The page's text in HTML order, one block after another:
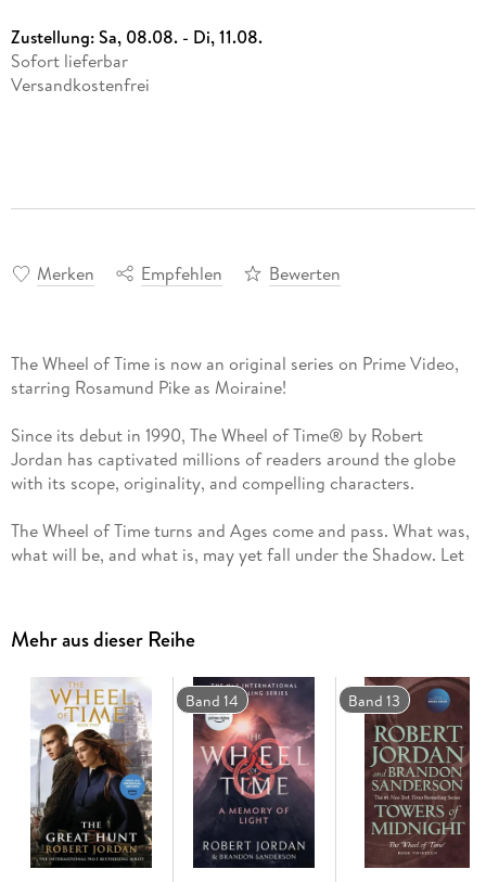
Zustellung:Sa, 08.08. - Di, 11.08.
Sofort lieferbar
Versandkostenfrei
Merken Empfehlen Bewerten
The Wheel of Time is now an original series on Prime Video,
starring Rosamund Pike as Moiraine!
Since its debut in 1990, The Wheel of Time® by Robert
Jordan has captivated millions of readers around the globe
with its scope, originality, and compelling characters.
The Wheel of Time turns and Ages come and pass. What was,
what will be, and what is, may yet fall under the Shadow. Let
This premium mass market boxed set contains:
Book Seven: A Crown of Swords
Book Eight: The Path of Daggers
Book Nine: Winter's Heart
***
The Wheel of Time®
New Spring: The Novel
#1 The Eye of the World
#2 The Great Hunt
Mehr aus dieser Reihe
Band 14 Band 13